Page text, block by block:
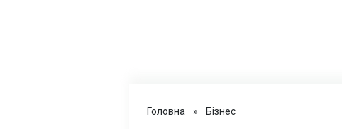
Головна » Бізнес